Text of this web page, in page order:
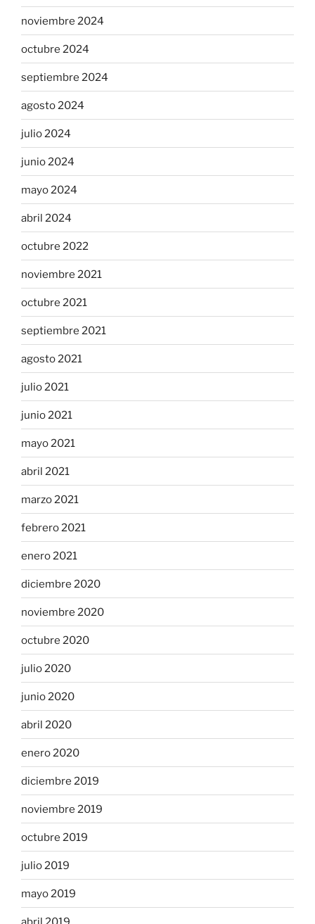
noviembre 2024
octubre 2024
septiembre 2024
agosto 2024
julio 2024
junio 2024
mayo 2024
abril 2024
octubre 2022
noviembre 2021
octubre 2021
septiembre 2021
agosto 2021
julio 2021
junio 2021
mayo 2021
abril 2021
marzo 2021
febrero 2021
enero 2021
diciembre 2020
noviembre 2020
octubre 2020
julio 2020
junio 2020
abril 2020
enero 2020
diciembre 2019
noviembre 2019
octubre 2019
julio 2019
mayo 2019